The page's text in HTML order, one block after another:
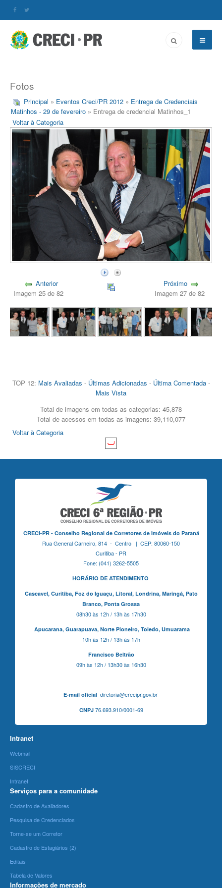
Fotos
Principal » Eventos Creci/PR 2012 » Entrega de Credenciais
Matinhos - 29 de fevereiro » Entrega de credencial Matinhos_1
Voltar à Categoria
Anterior
Imagem 25 de 82
Próximo
Imagem 27 de 82
TOP 12: Mais Avaliadas - Últimas Adicionadas - Última Comentada-
Mais Vista
Total de imagens em todas as categorias: 45,878
Total de acessos em todas as imagens: 39,110,077
Voltar à Categoria
CRECI-PR - Conselho Regional de Corretores de Imóveis do Paraná
Rua General Carneiro, 814 - Centro | CEP: 80060-150
Curitiba - PR
Fone: (041) 3262-5505
HORÁRIO DE ATENDIMENTO
Cascavel, Curitiba,Foz do Iguaçu, Litoral, Londrina, Maringá, Pato
Branco, Ponta Grossa
08h30 às 12h / 13h às 17h30
Apucarana, Guarapuava, Norte Pioneiro, Toledo, Umuarama
10h às 12h / 13h às 17h
Francisco Beltrão
09h às 12h / 13h30 às 16h30
E-mail oficialdiretoria@crecipr.gov.br
CNPJ76.693.910/0001-69
Intranet
Webmail
SISCRECI
Intranet
Serviços para a comunidade
Cadastro de Avaliadores
Pesquisa de Credenciados
Torne-se um Corretor
Cadastro de Estagiários (2)
Editais
Tabela de Valores
Informações de mercado